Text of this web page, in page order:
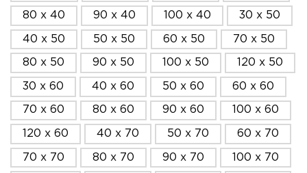
80 x 40 90 x 40 100 x 40 30 x 50
40 x 50 50 x 50 60 x 50 70 x 50
80 x 50 90 x 50 100 x 50 120 x 50
30 x 60 40 x 60 50 x 60 60 x 60
70 x 60 80 x 60 90 x 60 100 x 60
120 x 60 40 x 70 50 x 70 60 x 70
70 x 70 80 x 70 90 x 70 100 x 70